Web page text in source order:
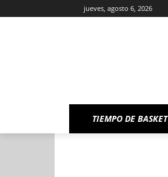
jueves, agosto 6, 2026
TIEMPO DE BASKET